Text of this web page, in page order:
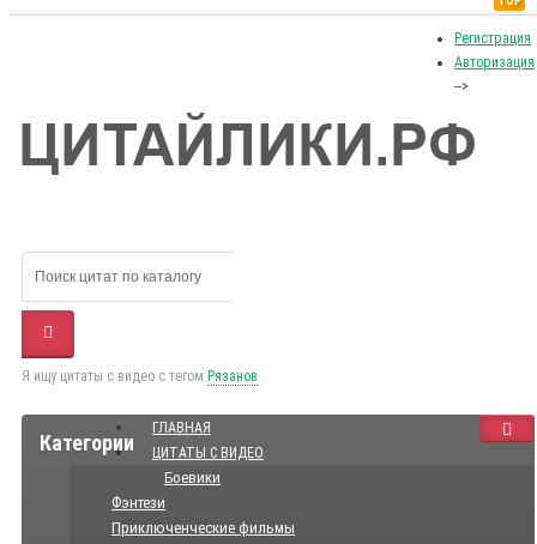
Регистрация
Авторизация
-->
Я ищу цитаты с видео с тегом Рязанов
Категории
ГЛАВНАЯ
ЦИТАТЫ С ВИДЕО
Боевики
Фэнтези
Приключенческие фильмы